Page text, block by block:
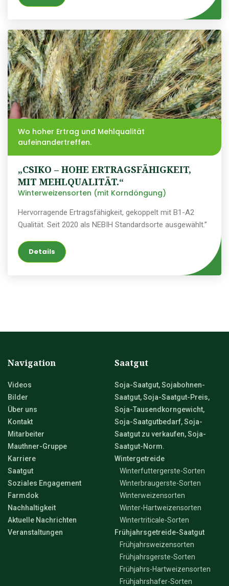
Wo hoher Ertrag und Mehlqualität
aufeinandertreffen.
„CSIKO – HOHE ERTRAGSFÄHIGKEIT,
MIT MEHLQUALITÄT.“
Winterweizensorten (mit Korndöngung)
Hervorragende Ertragsfähigkeit, gekoppelt mit B1-A2
Qualität. Seit 2020 als NEBIH Standardsorte ausgewählt.”
Details
Navigation
Videos
Bilder
Über uns
Kontakt
Mitarbeiter
Mauthner-Gruppe
Karriere
Saatgut
Soziales Engagement
Farmdok
Nachhaltigkeit
Aktuelle Nachrichten
Veranstaltungen
Saatgut
Soja-Saatgut, Sojabohnen-
Saatgut, Soja-Saatgut-Preis,
Soja-Tausendkorngewicht,
Soja-Saatgutbedarf, Soja-
Saatgut zu verkaufen, Soja-
Saatgut-Norm.
Wintergetreide
Winterfuttergerste-Sorten
Winterbraugerste-Sorten
Winterweizensorten
Winter-Hartweizensorten
Wintertriticale-Sorten
Frühjahrsgetreide-Saatgut
Frühjahrsweizensorten
Frühjahrsgerste-Sorten
Frühjahrs-Hartweizensorten
Frühjahrshafer-Sorten